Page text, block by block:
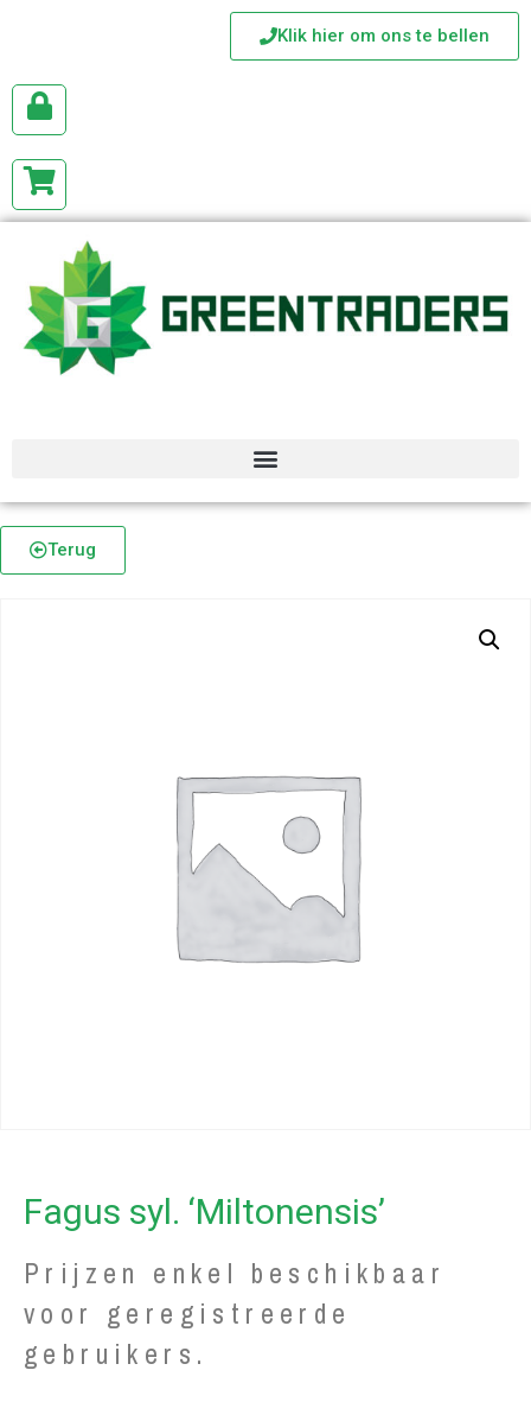
Klik hier om ons te bellen
Terug
Fagus syl. ‘Miltonensis’
Prijzen enkel beschikbaar
voor geregistreerde
gebruikers.